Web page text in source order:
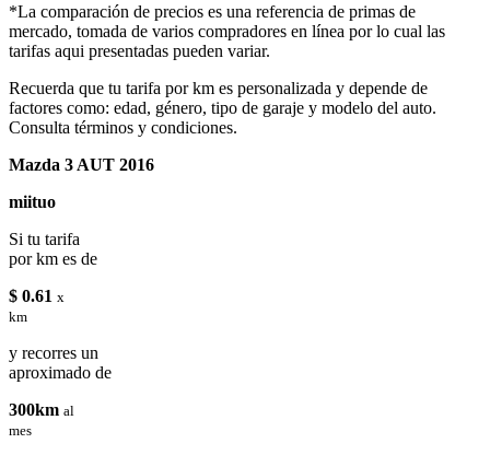
*La comparación de precios es una referencia de primas de
mercado, tomada de varios compradores en línea por lo cual las
tarifas aqui presentadas pueden variar.
Recuerda que tu tarifa por km es personalizada y depende de
factores como: edad, género, tipo de garaje y modelo del auto.
Consulta términos y condiciones.
Mazda 3 AUT 2016
miituo
Si tu tarifa
por km es de
$ 0.61 x
km
y recorres un
aproximado de
300km al
mes